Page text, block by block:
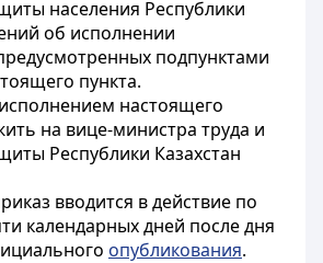
населения Республики
об исполнении
подпунктами
пункта.
настоящего
на вице-министра труда и
Республики Казахстан
вводится в действие по
календарных дней после дня
опубликования.